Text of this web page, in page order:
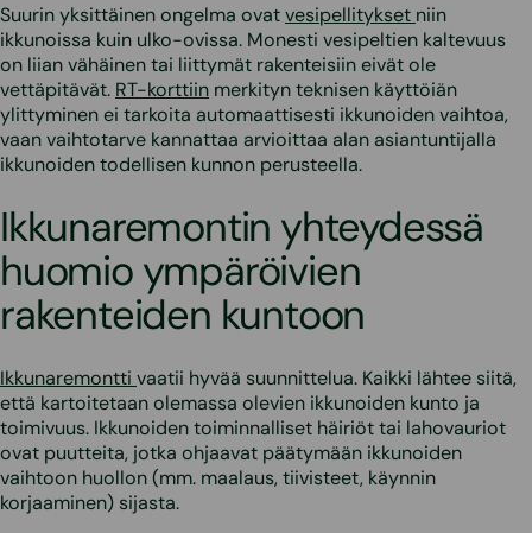
Suurin yksittäinen ongelma ovatvesipellitykset niin
ikkunoissa kuin ulko-ovissa. Monesti vesipeltien kaltevuus
on liian vähäinen tai liittymät rakenteisiin eivät ole
vettäpitävät. RT-korttiin merkityn teknisen käyttöiän
ylittyminen ei tarkoita automaattisesti ikkunoiden vaihtoa,
vaan vaihtotarve kannattaa arvioittaa alan asiantuntijalla
ikkunoiden todellisen kunnon perusteella.
Ikkunaremontin yhteydessä
huomio ympäröivien
rakenteiden kuntoon
Ikkunaremontti vaatii hyvää suunnittelua. Kaikki lähtee siitä,
että kartoitetaan olemassa olevien ikkunoiden kunto ja
toimivuus. Ikkunoiden toiminnalliset häiriöt tai lahovauriot
ovat puutteita, jotka ohjaavat päätymään ikkunoiden
vaihtoon huollon (mm. maalaus, tiivisteet, käynnin
korjaaminen) sijasta.